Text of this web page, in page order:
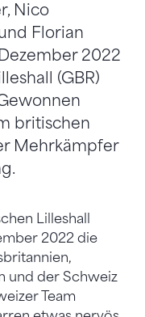
Nico
Florian
2022
(GBR)
britischen
Mehrkämpfer
Lilleshall
2022 die
und der Schweiz
Team